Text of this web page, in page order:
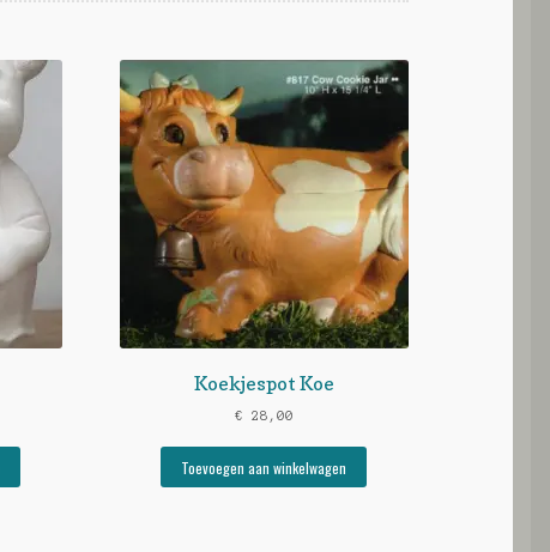
Koekjespot Koe
€ 28,00
Toevoegen aan winkelwagen